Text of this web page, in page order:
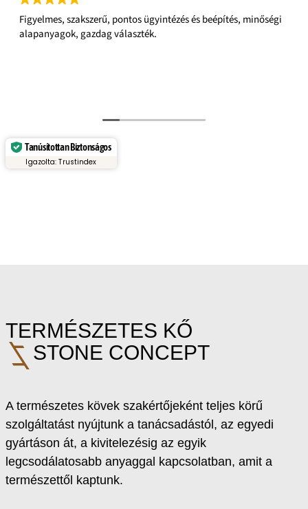
Figyelmes, szakszerű, pontos ügyintézés és beépítés, minőségi
alapanyagok, gazdag választék.
Tanúsítottan Biztonságos
Igazolta: Trustindex
TERMÉSZETES KŐ
STONE CONCEPT
A természetes kövek szakértőjeként teljes körű
szolgáltatást nyújtunk a tanácsadástól, az egyedi
gyártáson át, a kivitelezésig az egyik
legcsodálatosabb anyaggal kapcsolatban, amit a
természettől kaptunk.